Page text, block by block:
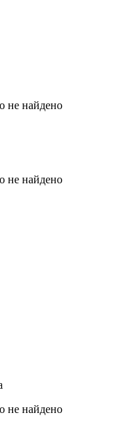
не найдено
не найдено
не найдено